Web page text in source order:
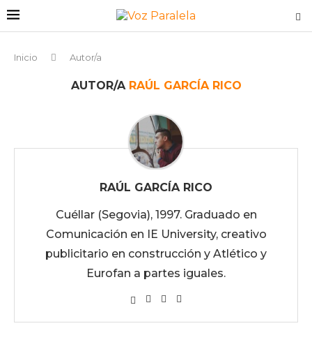
Inicio Autor/a
AUTOR/A RAÚL GARCÍA RICO
RAÚL GARCÍA RICO
Cuéllar (Segovia), 1997. Graduado en
Comunicación en IE University, creativo
publicitario en construcción y Atlético y
Eurofan a partes iguales.